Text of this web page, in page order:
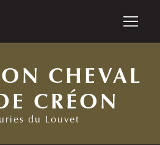
CHEVAL
CRÉON
du Louvet